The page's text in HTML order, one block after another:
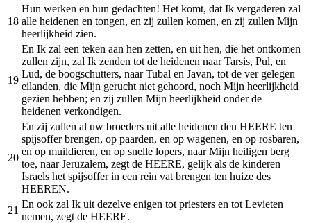
18
Hun werken en hun gedachten! Het komt, dat Ik vergaderen zal
alle heidenen en tongen, en zij zullen komen, en zij zullen Mijn
heerlijkheid zien.
19
En Ik zal een teken aan hen zetten, en uit hen, die het ontkomen
zullen zijn, zal Ik zenden tot de heidenen naar Tarsis, Pul, en
Lud, de boogschutters, naar Tubal en Javan, tot de ver gelegen
eilanden, die Mijn gerucht niet gehoord, noch Mijn heerlijkheid
gezien hebben; en zij zullen Mijn heerlijkheid onder de
heidenen verkondigen.
20
En zij zullen al uw broeders uit alle heidenen den HEERE ten
spijsoffer brengen, op paarden, en op wagenen, en op rosbaren,
en op muildieren, en op snelle lopers, naar Mijn heiligen berg
toe, naar Jeruzalem, zegt de HEERE, gelijk als de kinderen
Israels het spijsoffer in een rein vat brengen ten huize des
HEEREN.
21
En ook zal Ik uit dezelve enigen tot priesters en tot Levieten
nemen, zegt de HEERE.